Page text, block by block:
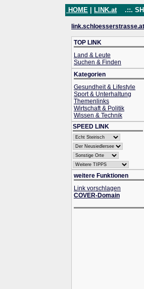
HOME LINK.at .::.
link.schloesserstrasse.at
TOP LINK
Land & Leute
Suchen & Finden
Kategorien
Gesundheit & Lifestyle
Sport & Unterhaltung
Themenlinks
Wirtschaft & Politik
Wissen & Technik
SPEED LINK
weitere Funktionen
Link vorschlagen
COVER-Domain